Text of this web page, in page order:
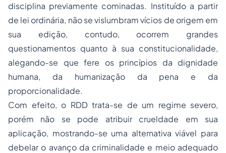
disciplina previamente cominadas. Instituído a partir
de lei ordinária, não se vislumbram vícios de origem em
sua edição, contudo, ocorrem grandes
questionamentos quanto à sua constitucionalidade,
alegando-se que fere os princípios da dignidade
humana, da humanização da pena e da
proporcionalidade.
Com efeito, o RDD trata-se de um regime severo,
porém não se pode atribuir crueldade em sua
aplicação, mostrando-se uma alternativa viável para
debelar o avanço da criminalidade e meio adequado